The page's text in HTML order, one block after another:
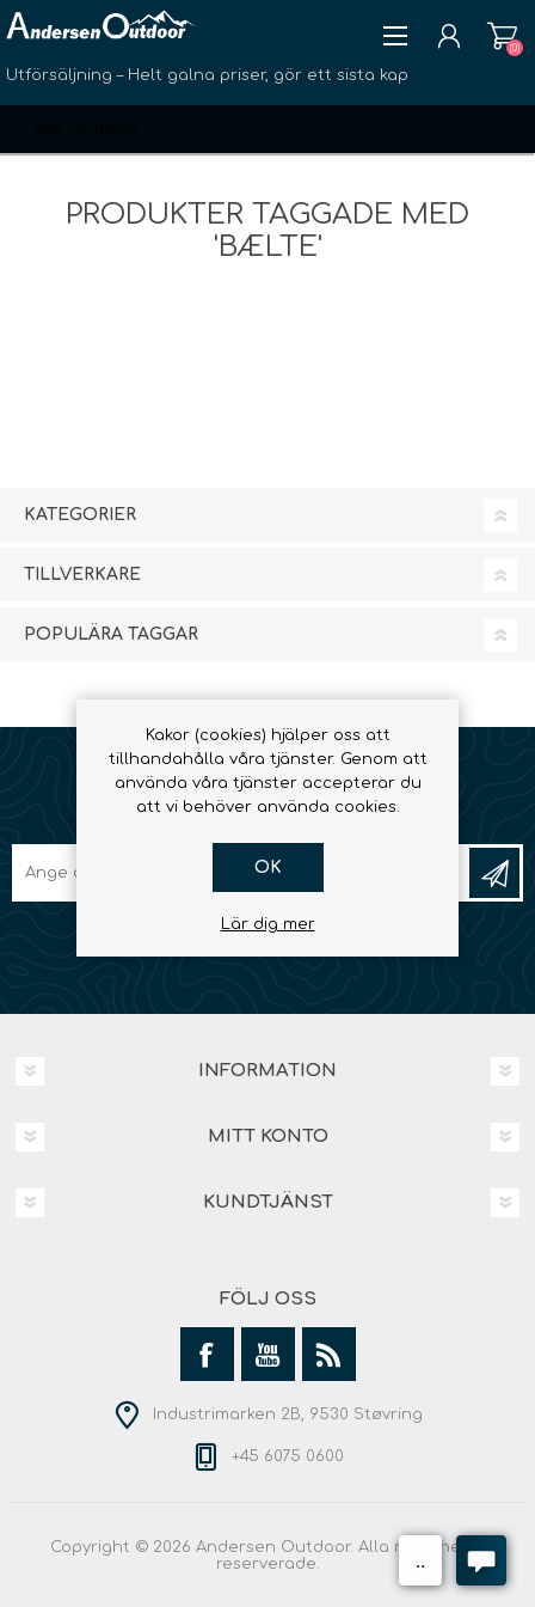
Utförsäljning – Helt galna priser, gör ett sista kap
(0)
PRODUKTER TAGGADE MED
'BÆLTE'
KATEGORIER
TILLVERKARE
POPULÄRA TAGGAR
NYHETSBREV
INFORMATION
MITT KONTO
KUNDTJÄNST
FÖLJ OSS
Industrimarken 2B, 9530 Støvring
+45 6075 0600
Copyright © 2026 Andersen Outdoor. Alla rättigheter
reserverade.
Kakor (cookies) hjälper oss att
tillhandahålla våra tjänster. Genom att
använda våra tjänster accepterar du
att vi behöver använda cookies.
OK
Lär dig mer